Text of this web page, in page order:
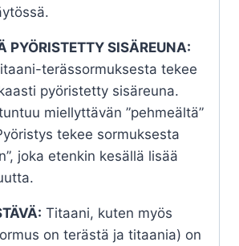
PYÖRISTETTY SISÄREUNA:
terässormuksesta tekee
pyöristetty sisäreuna.
miellyttävän ”pehmeältä”
tekee sormuksesta
joka etenkin kesällä lisää
Titaani, kuten myös
on terästä ja titaania) on